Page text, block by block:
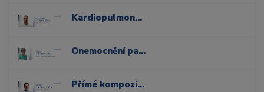
Kardiopulmonální resuscitace a řešení urgentních stavů v ordinaci stomatologa
Onemocnění parodontu a sliznic dutiny ústní
Přímé kompozitní dostavby v distálním úseku